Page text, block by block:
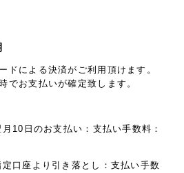
ドによる決済がご利用頂けます。
でお支払いが確定致します。
10日のお支払い：支払い手数料：
口座より引き落とし：支払い手数